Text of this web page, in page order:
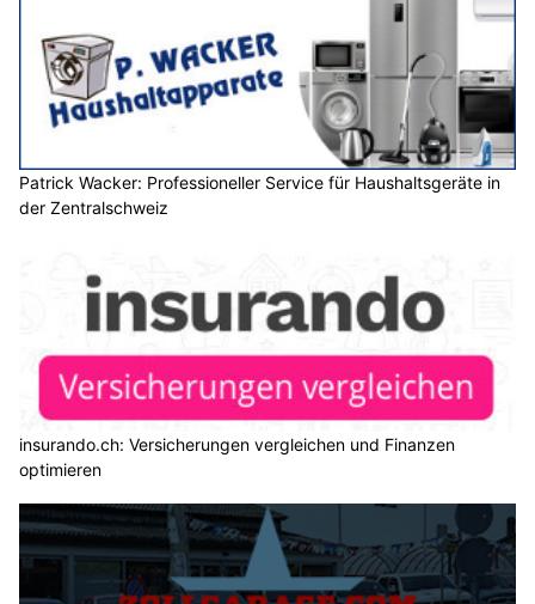
Patrick Wacker: Professioneller Service für Haushaltsgeräte in
der Zentralschweiz
insurando.ch: Versicherungen vergleichen und Finanzen
optimieren